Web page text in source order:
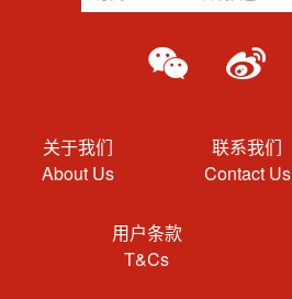
关于我们
About Us
联系我们
Contact Us
用户条款
T&Cs